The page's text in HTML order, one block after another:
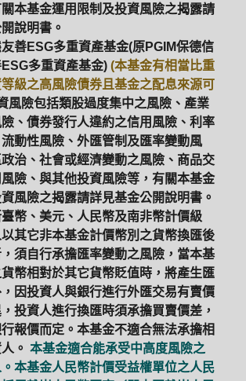
本基金運用限制及投資風險之揭露請
說明書。
善ESG多重資產基金(原PGIM保德信
多重資產基金) (本基金有相當比重
級之高風險債券且基金之配息來源可
風險包括類股過度集中之風險、產業
、債券發行人違約之信用風險、利率
動性風險、外匯管制及匯率變動風
治、社會或經濟變動之風險、商品交
險、與其他投資風險等，有關本基金
風險之揭露請詳見基金公開說明書。
幣、美元、人民幣及南非幣計價級
其它非本基金計價幣別之貨幣換匯後
須自行承擔匯率變動之風險，當本基
幣相對於其它貨幣貶值時，將產生匯
因投資人與銀行進行外匯交易有賣價
投資人進行換匯時須承擔買賣價差，
報價而定。本基金不適合無法承擔相
。 本基金適合能承受中高度風險之
本基金人民幣計價受益權單位之人民